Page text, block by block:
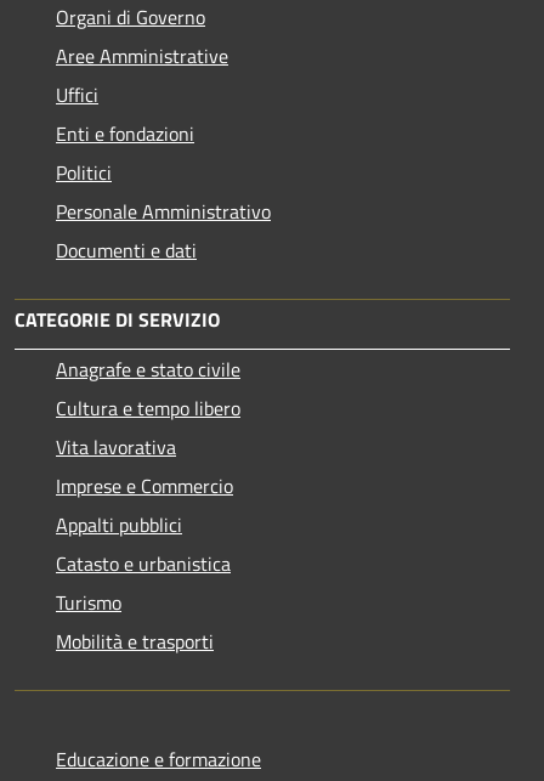
Organi di Governo
Aree Amministrative
Uffici
Enti e fondazioni
Politici
Personale Amministrativo
Documenti e dati
CATEGORIE DI SERVIZIO
Anagrafe e stato civile
Cultura e tempo libero
Vita lavorativa
Imprese e Commercio
Appalti pubblici
Catasto e urbanistica
Turismo
Mobilità e trasporti
Educazione e formazione